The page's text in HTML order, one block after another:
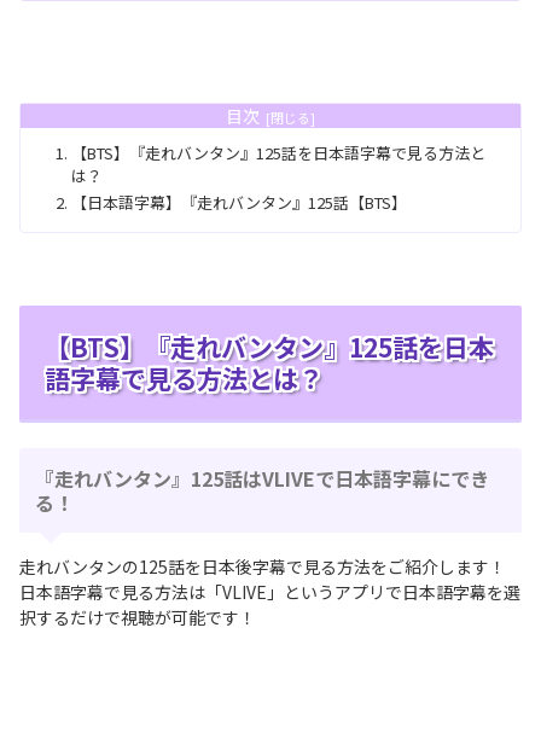
目次
【BTS】『走れバンタン』125話を日本語字幕で見る方法と
は？
【日本語字幕】『走れバンタン』125話【BTS】
【BTS】『走れバンタン』125話を日本
語字幕で見る方法とは？
『走れバンタン』125話はVLIVEで日本語字幕にでき
る！
走れバンタンの125話を日本後字幕で見る方法をご紹介します！
日本語字幕で見る方法は「VLIVE」というアプリで日本語字幕を選
択するだけで視聴が可能です！